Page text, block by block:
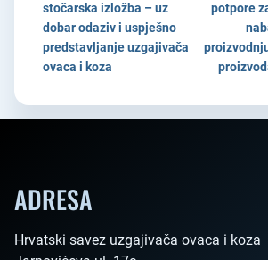
stočarska izložba – uz
dobar odaziv i uspješno
predstavljanje uzgajivača
ovaca i koza
potpore
ADRESA
Hrvatski savez uzgajivača ovaca i koza